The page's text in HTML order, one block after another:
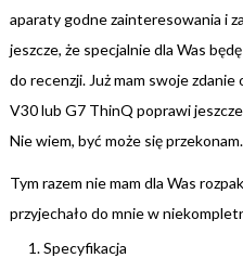
aparaty godne zainteresowania i
jeszcze, że specjalnie dla Was
do recenzji. Już mam swoje
V30 lub G7 ThinQ poprawi
Nie wiem, być może się przekonam.
Tym razem nie mam dla Was
przyjechało do mnie w
Specyfikacja